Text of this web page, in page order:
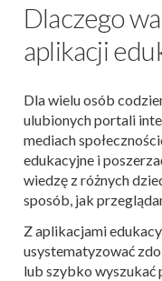
Dlaczego
aplikacji
Dla wielu osób
ulubionych portali
mediach
edukacyjne i
wiedzę z różnych
sposób, jak
Z aplikacjami
usystematyzować
lub szybko wyszukać